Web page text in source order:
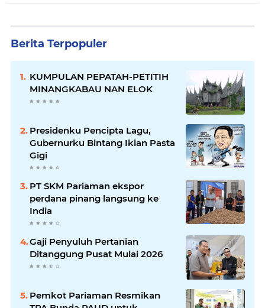
Berita Terpopuler
KUMPULAN PEPATAH-PETITIH
MINANGKABAU NAN ELOK
Presidenku Pencipta Lagu,
Gubernurku Bintang Iklan Pasta
Gigi
PT SKM Pariaman ekspor
perdana pinang langsung ke
India
Gaji Penyuluh Pertanian
Ditanggung Pusat Mulai 2026
Pemkot Pariaman Resmikan